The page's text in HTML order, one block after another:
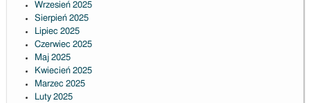
Wrzesień 2025
Sierpień 2025
Lipiec 2025
Czerwiec 2025
Maj 2025
Kwiecień 2025
Marzec 2025
Luty 2025